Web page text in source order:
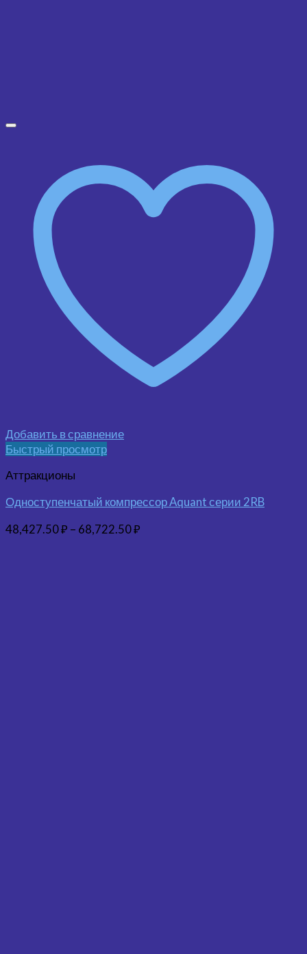
Добавить в сравнение
Быстрый просмотр
Аттракционы
Одноступенчатый компрессор Aquant серии 2RB
48,427.50₽ – 68,722.50₽